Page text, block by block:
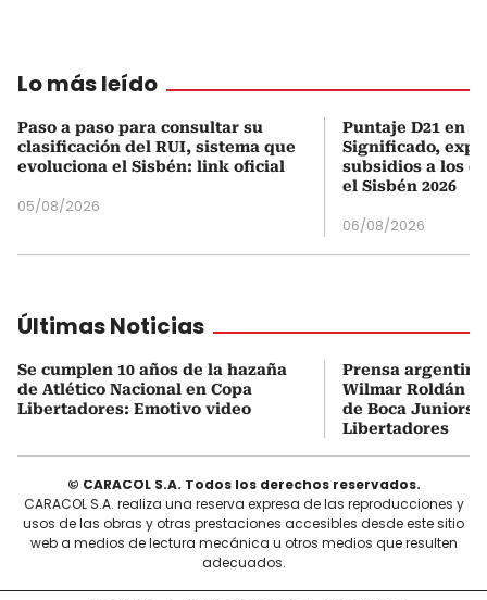
Lo más leído
Paso a paso para consultar su
clasificación del RUI, sistema que
evoluciona el Sisbén: link oficial
05/08/2026
Puntaje D21 en
Significado,
subsidios a los
el Sisbén 2026
06/08/2026
Últimas Noticias
Se cumplen 10 años de la hazaña
de Atlético Nacional en Copa
Libertadores: Emotivo video
Prensa
Wilmar Roldán
de Boca Juniors
Libertadores
© CARACOL S.A. Todos los derechos reservados.
CARACOL S.A. realiza una reserva expresa de las reproducciones y
usos de las obras y otras prestaciones accesibles desde este sitio
web a medios de lectura mecánica u otros medios que resulten
adecuados.